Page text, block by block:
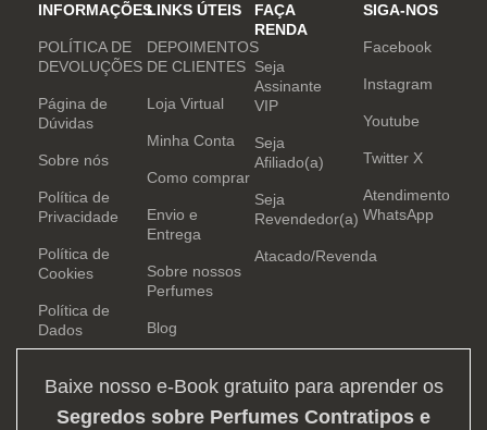
INFORMAÇÕES
POLÍTICA DE
DEVOLUÇÕES
Página de
Dúvidas
Sobre nós
Política de
Privacidade
Política de
Cookies
Política de
Dados
LINKS ÚTEIS
DEPOIMENTOS
DE CLIENTES
Loja Virtual
Minha Conta
Como comprar
Envio e
Entrega
Sobre nossos
Perfumes
Blog
FAÇA
RENDA
Seja
Assinante
VIP
Seja
Afiliado(a)
Seja
Revendedor(a)
Atacado/Revenda
SIGA-NOS
Facebook
Instagram
Youtube
Twitter X
Atendimento
WhatsApp
Baixe nosso e-Book gratuito para aprender os
Segredos sobre Perfumes Contratipos e